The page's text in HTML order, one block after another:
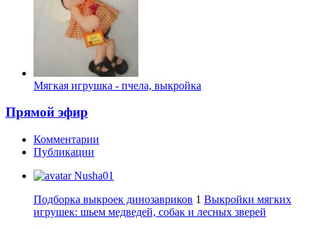
Мягкая игрушка - пчела, выкройка
Прямой эфир
Комментарии
Публикации
Nusha01
Подборка выкроек динозавриков 1 Выкройки мягких
игрушек: шьем медведей, собак и лесных зверей